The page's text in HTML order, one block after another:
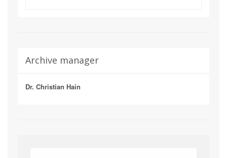
Archive manager
Dr. Christian Hain